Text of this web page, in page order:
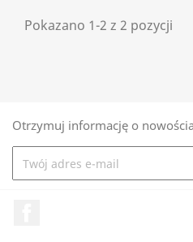
Pokazano 1-2 z 2 pozycji
Otrzymuj informację o